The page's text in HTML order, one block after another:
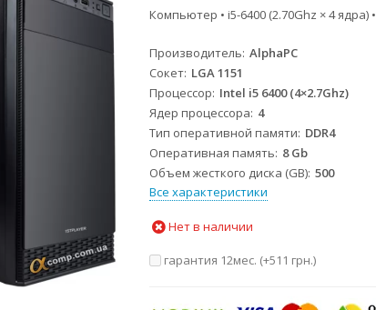
Компьютер • i5-6400 (2.70Ghz × 4 ядра)
Производитель AlphaPC
Сокет LGA 1151
Процессор Intel i5 6400 (4×2.7Ghz)
Ядер процессора 4
Тип оперативной памяти DDR4
Оперативная память 8 Gb
Объем жесткого диска (GB) 500
Все характеристики
Нет в наличии
гарантия 12мес. (+511 грн.)